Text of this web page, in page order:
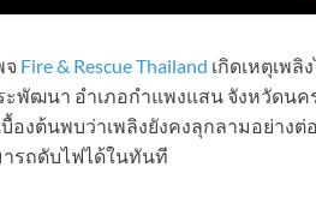
จ Fire & Rescue Thailand เกิดเหตุเพ
ฒนา อำเภอกำแพงแสน จังหวัดนค
บื้องต้นพบว่าเพลิงยังคงลุกลามอย่าง
รถดับไฟได้ในทันที